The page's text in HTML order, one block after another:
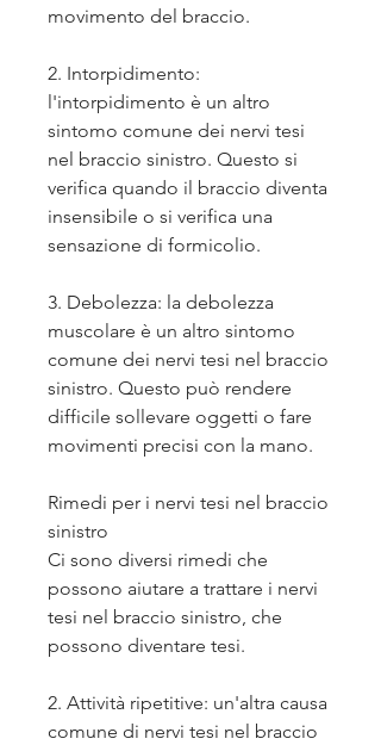
movimento del braccio.
2. Intorpidimento:
l'intorpidimento è un altro
sintomo comune dei nervi tesi
nel braccio sinistro. Questo si
verifica quando il braccio diventa
insensibile o si verifica una
sensazione di formicolio.
3. Debolezza: la debolezza
muscolare è un altro sintomo
comune dei nervi tesi nel braccio
sinistro. Questo può rendere
difficile sollevare oggetti o fare
movimenti precisi con la mano.
Rimedi per i nervi tesi nel braccio
sinistro
Ci sono diversi rimedi che
possono aiutare a trattare i nervi
tesi nel braccio sinistro, che
possono diventare tesi.
2. Attività ripetitive: un'altra causa
comune di nervi tesi nel braccio